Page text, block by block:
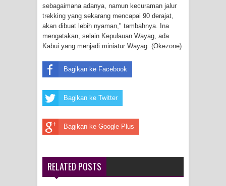
Indonesia Turns Remote Papua
Frontier into National Food Belt with
Mentan Tinjau Program Cetak Sawah
dan Penanaman Padi di Merauke
Mantan Sekda Jayawijaya Jadi
Lingkar
sebagaimana adanya, namun kecuraman jalur
trekking yang sekarang mencapai 90 derajat,
akan dibuat lebih nyaman," tambahnya. Ina
mengatakan, selain Kepulauan Wayag, ada
Kabui yang menjadi miniatur Wayag. (Okezone)
Bagikan ke Facebook
Bagikan ke Twitter
Bagikan ke Google Plus
RELATED POSTS